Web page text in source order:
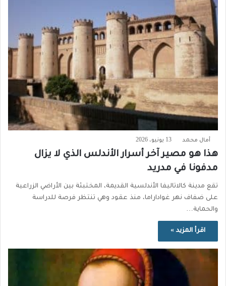
أمال محمد 13 يونيو، 2026
هذا هو مصير آخر أسرار الأندلس الذي لا يزال
مدفونا في مدريد
تقع مدينة كالاتاليفا الأندلسية القديمة، المختبئة بين الأراضي الزراعية
على ضفاف نهر غواداراما، منذ عقود وهي تنتظر فرصة للدراسة
والحماية…
اقرأ المزيد »